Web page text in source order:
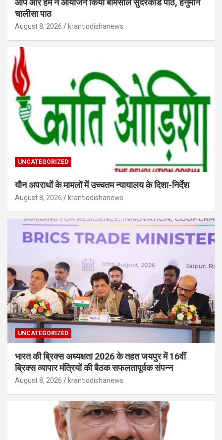
आप और हम ने आयोजन किया बेमिसाल सुंदरकांड पाठ, हनुमान
चालीसा पाठ
August 8, 2026 krantiodishanews
UNCATEGORIZED
यौन अपराधों के मामलों में उच्चतम न्यायालय के दिशा-निर्देश
August 8, 2026 krantiodishanews
UNCATEGORIZED
भारत की ब्रिक्‍स अध्यक्षता 2026 के तहत जयपुर में 16वीं
ब्रिक्‍स व्यापार मंत्रियों की बैठक सफलतापूर्वक संपन्न
August 8, 2026 krantiodishanews